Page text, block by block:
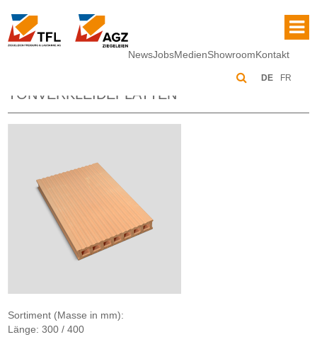
NewsJobsMedienShowroomKontakt
DE FR
TONVERKLEIDEPLATTEN
Sortiment (Masse in mm):
Länge: 300 / 400